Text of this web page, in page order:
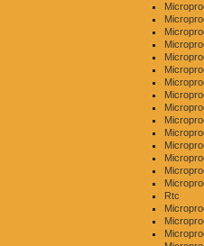
Rtc